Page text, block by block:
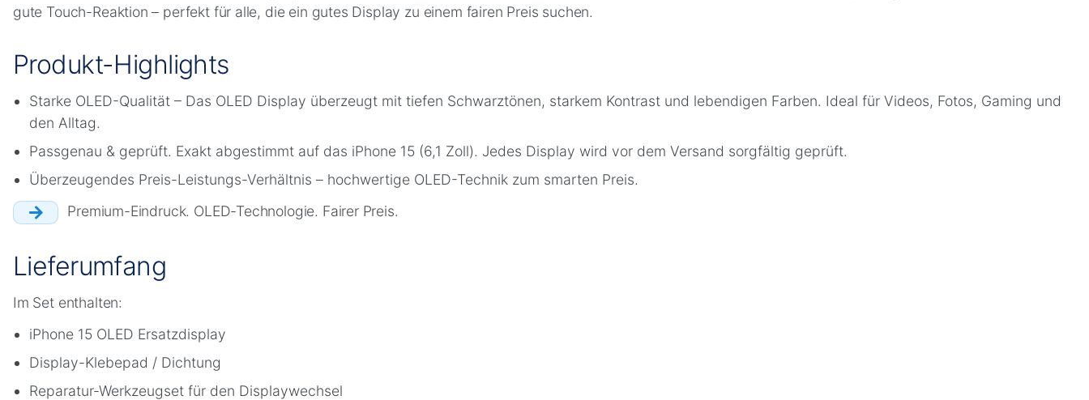
gute Touch-Reaktion – perfekt für alle, die ein gutes Display zu einem fairen Preis suchen.
Produkt-Highlights
Starke OLED-Qualität – Das OLED Display überzeugt mit tiefen Schwarztönen, starkem Kontrast und lebendigen Farben. Ideal für Videos, Fotos, Gaming und
den Alltag.
Passgenau & geprüft. Exakt abgestimmt auf das iPhone 15 (6,1 Zoll). Jedes Display wird vor dem Versand sorgfältig geprüft.
Überzeugendes Preis-Leistungs-Verhältnis – hochwertige OLED-Technik zum smarten Preis.
Premium-Eindruck. OLED-Technologie. Fairer Preis.
Lieferumfang
Im Set enthalten:
iPhone 15 OLED Ersatzdisplay
Display-Klebepad / Dichtung
Reparatur-Werkzeugset für den Displaywechsel